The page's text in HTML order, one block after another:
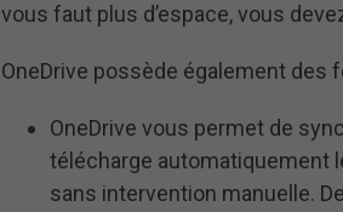
vous faut plus d’espace, vous
OneDrive possède également des
OneDrive vous permet de
télécharge automatiquement
sans intervention manuelle.